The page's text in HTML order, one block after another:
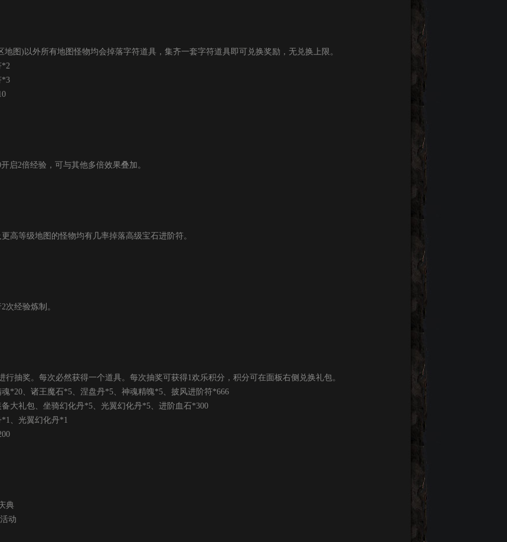
图)以外所有地图怪物均会掉落字符道具，集齐一套字符道具即可兑换奖励，无兑换上限。
*2
*3
启2倍经验，可与其他多倍效果叠加。
高等级地图的怪物均有几率掉落高级宝石进阶符。
次经验炼制。
行抽奖。每次必然获得一个道具。每次抽奖可获得1欢乐积分，积分可在面板右侧兑换礼包。
、诸王魔石*5、涅盘丹*5、神魂精魄*5、披风进阶符*666
礼包、坐骑幻化丹*5、光翼幻化丹*5、进阶血石*300
、光翼幻化丹*1
典
动